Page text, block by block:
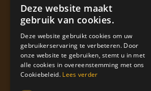
Labels
FRENCH
Deze website maakt
gebruik van cookies.
Deze website gebruikt cookies om uw
gebruikerservaring te verbeteren. Door
onze website te gebruiken, stemt u in met
alle cookies in overeenstemming met ons
Cookiebeleid. Lees verder